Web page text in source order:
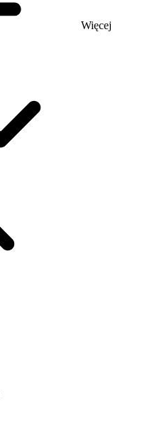
Więcej